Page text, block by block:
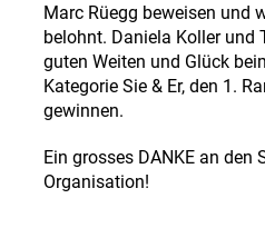
Marc Rüegg beweisen und
belohnt. Daniela Koller und
guten Weiten und Glück
Kategorie Sie & Er, den 1.
gewinnen.
Ein grosses DANKE an den
Organisation!